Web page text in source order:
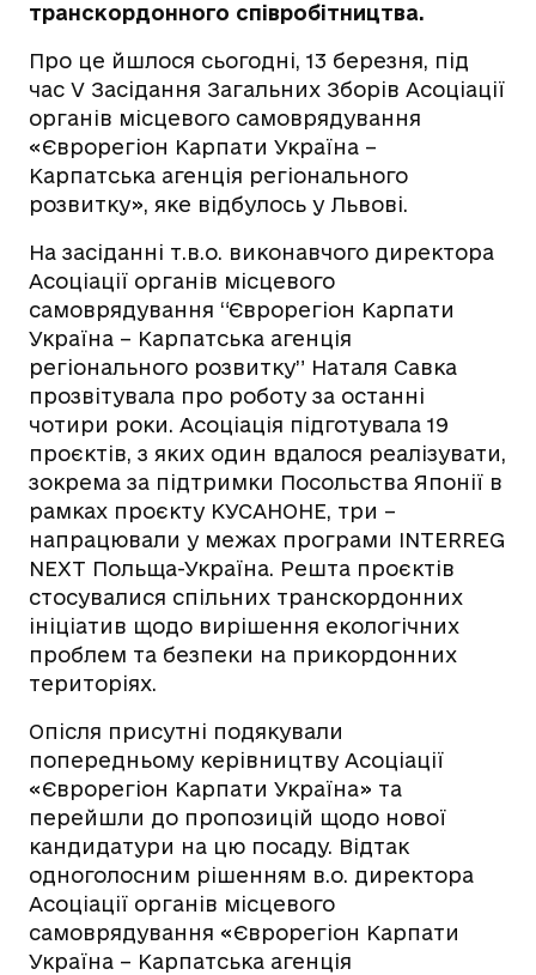
транскордонного співробітництва.
Про це йшлося сьогодні, 13 березня, під
час V Засідання Загальних Зборів Асоціації
органів місцевого самоврядування
«Єврорегіон Карпати Україна –
Карпатська агенція регіонального
розвитку», яке відбулось у Львові.
На засіданні т.в.о. виконавчого директора
Асоціації органів місцевого
самоврядування “Єврорегіон Карпати
Україна – Карпатська агенція
регіонального розвитку” Наталя Савка
прозвітувала про роботу за останні
чотири роки. Асоціація підготувала 19
проєктів, з яких один вдалося реалізувати,
зокрема за підтримки Посольства Японії в
рамках проєкту КУСАНОНЕ, три –
напрацювали у межах програми INTERREG
NEXT Польща-Україна. Решта проєктів
стосувалися спільних транскордонних
ініціатив щодо вирішення екологічних
проблем та безпеки на прикордонних
територіях.
Опісля присутні подякували
попередньому керівництву Асоціації
«Єврорегіон Карпати Україна» та
перейшли до пропозицій щодо нової
кандидатури на цю посаду. Відтак
одноголосним рішенням в.о. директора
Асоціації органів місцевого
самоврядування «Єврорегіон Карпати
Україна – Карпатська агенція